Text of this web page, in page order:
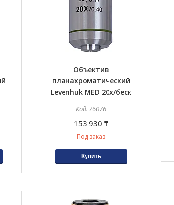
Объектив
планахроматический
Levenhuk MED 20x/беск
76076
153 930 ₸
Под заказ
Купить